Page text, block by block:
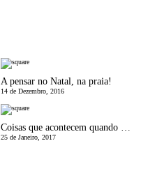
A pensar no Natal, na praia!
14 de Dezembro, 2016
25 de Janeiro, 2017